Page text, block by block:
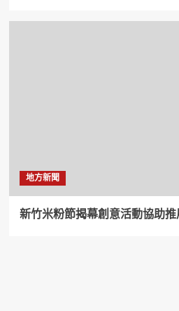
地方新聞
新竹米粉節揭幕創意活動協助